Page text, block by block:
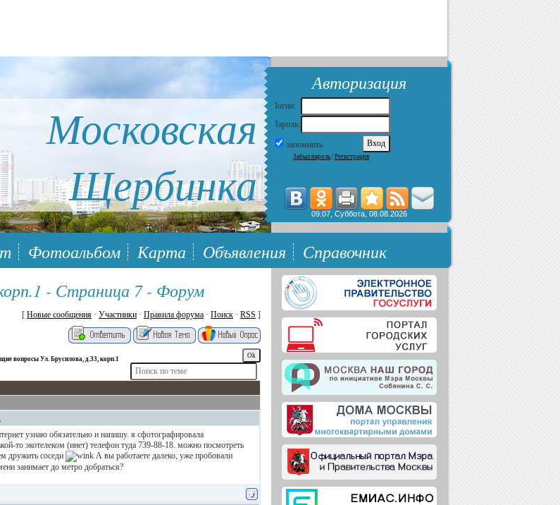
Московская
Щербинка
Авторизация
Логин:
Пароль:
запомнить
Забыл пароль Регистрация
09:07, Суббота, 08.08.2026
Фотоальбом Карта Объявления
Справочник
- Страница 7 - Форум
[ Новые сообщения · Участники · Правила форума · Поиск · RSS ]
вопросы Ул. Брусилова, д.33, корп.1
узнаю обязательно и напишу. я сфотографировала
то экотелеком (инет) телефон туда 739-88-18. можно посмотреть
дружить соседи
А вы работаете далеко, уже пробовали
занимает до метро добраться?